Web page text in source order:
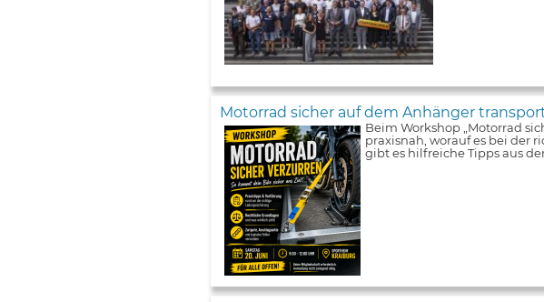
Motorrad sicher auf dem Anhänger
Beim Workshop „Motorrad
praxisnah, worauf es bei der
gibt es hilfreiche Tipps aus